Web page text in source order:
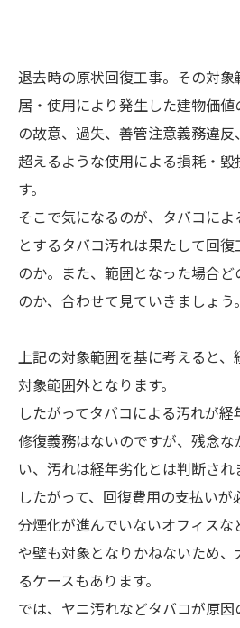
退去時の原状回復工事。その対
居・使用により発生した建物価
の故意、過失、善管注意義務違反
超えるような使用による損耗・毀
す。
そこで気になるのが、タバコに
とするタバコ汚れは果たして回
のか。また、範囲となった場合
のか、合わせて見ていきましょう。
上記の対象範囲を基に考えると、
対象範囲外となります。
したがってタバコによる汚れが
修復義務はないのですが、残念
い、汚れは経年劣化とは判断され
したがって、回復費用の支払いが
分煙化が進んでいないオフィス
や壁も対象となりかねないため
るケースもあります。
では、ヤニ汚れなどタバコが原